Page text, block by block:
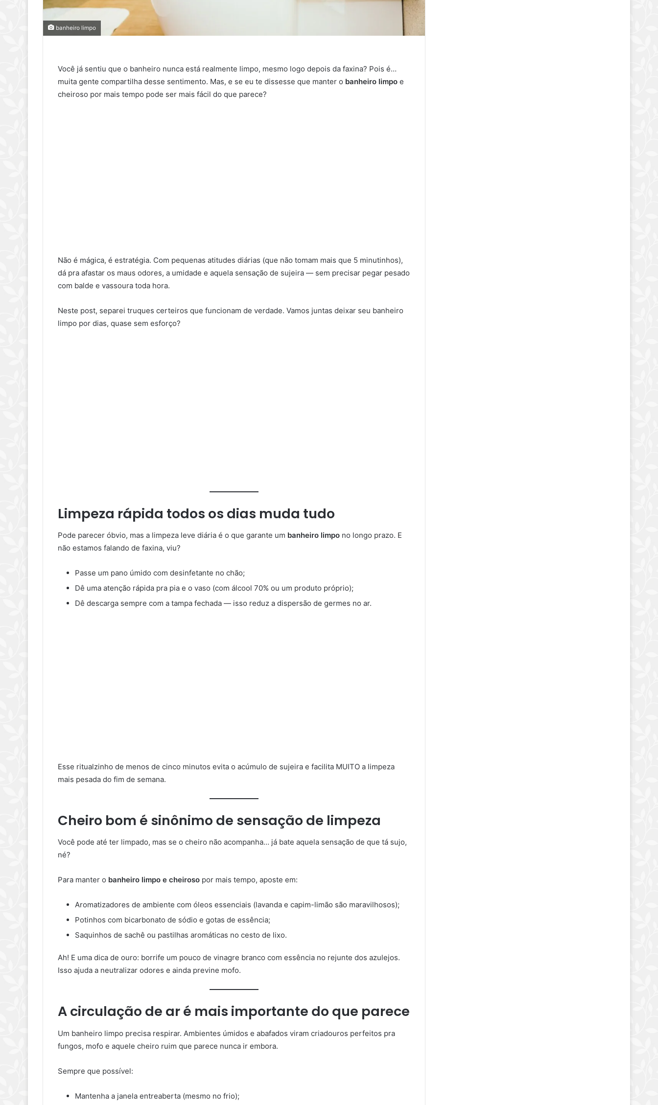
banheiro limpo
Você já sentiu que o banheiro nunca está realmente limpo, mesmo logo depois da faxina? Pois é…
muita gente compartilha desse sentimento. Mas, e se eu te dissesse que manter o banheiro limpo e
cheiroso por mais tempo pode ser mais fácil do que parece?
Não é mágica, é estratégia. Com pequenas atitudes diárias (que não tomam mais que 5 minutinhos),
dá pra afastar os maus odores, a umidade e aquela sensação de sujeira — sem precisar pegar pesado
com balde e vassoura toda hora.
Neste post, separei truques certeiros que funcionam de verdade. Vamos juntas deixar seu banheiro
limpo por dias, quase sem esforço?
Limpeza rápida todos os dias muda tudo
Pode parecer óbvio, mas a limpeza leve diária é o que garante um banheiro limpo no longo prazo. E
não estamos falando de faxina, viu?
Passe um pano úmido com desinfetante no chão;
Dê uma atenção rápida pra pia e o vaso (com álcool 70% ou um produto próprio);
Dê descarga sempre com a tampa fechada — isso reduz a dispersão de germes no ar.
Esse ritualzinho de menos de cinco minutos evita o acúmulo de sujeira e facilita MUITO a limpeza
mais pesada do fim de semana.
Cheiro bom é sinônimo de sensação de limpeza
Você pode até ter limpado, mas se o cheiro não acompanha… já bate aquela sensação de que tá sujo,
né?
Para manter o banheiro limpo e cheiroso por mais tempo, aposte em:
Aromatizadores de ambiente com óleos essenciais (lavanda e capim-limão são maravilhosos);
Potinhos com bicarbonato de sódio e gotas de essência;
Saquinhos de sachê ou pastilhas aromáticas no cesto de lixo.
Ah! E uma dica de ouro: borrife um pouco de vinagre branco com essência no rejunte dos azulejos.
Isso ajuda a neutralizar odores e ainda previne mofo.
A circulação de ar é mais importante do que parece
Um banheiro limpo precisa respirar. Ambientes úmidos e abafados viram criadouros perfeitos pra
fungos, mofo e aquele cheiro ruim que parece nunca ir embora.
Sempre que possível:
Mantenha a janela entreaberta (mesmo no frio);